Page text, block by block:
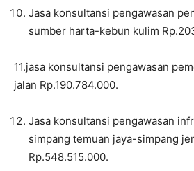
Jasa konsultansi pengawasan
sumber harta-kebun kulim
11.jasa konsultansi pengawasan
jalan Rp.190.784.000.
Jasa konsultansi pengawasan
simpang temuan jaya-simpang
Rp.548.515.000.